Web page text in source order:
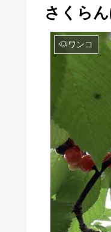
さくら
🐶ワンコ